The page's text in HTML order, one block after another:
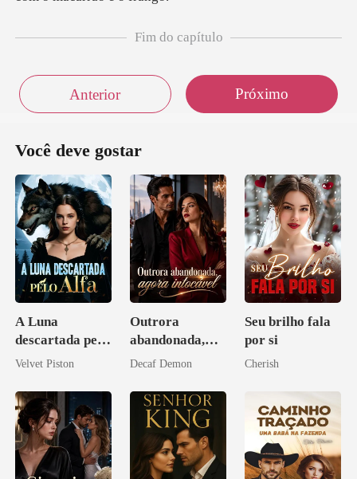
Fim do capítulo
Anterior Próximo
Você deve gostar
A Luna
descartada pelo
Alfa
Velvet Piston
Outrora
abandonada,
agora intocável
Decaf Demon
Seu brilho fala
por si
Cherish